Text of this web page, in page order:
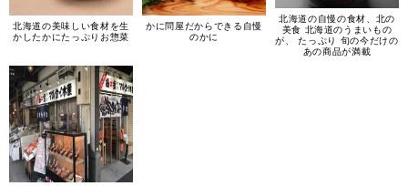
北海道の美味しい食材を生
かしたかにたっぷりお惣菜
かに問屋だからできる自慢
のかに
北海道の自慢の食材、北の
美食 北海道のうまいもの
が、 たっぷり 旬の今だけの
あの商品が満載